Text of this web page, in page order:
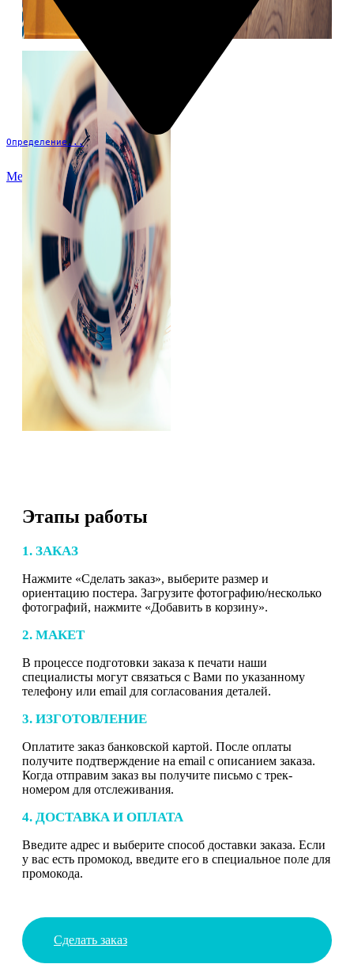
Определение...
Меню
Этапы работы
1. ЗАКАЗ
Нажмите «Сделать заказ», выберите размер и
ориентацию постера. Загрузите фотографию/несколько
фотографий, нажмите «Добавить в корзину».
2. МАКЕТ
В процессе подготовки заказа к печати наши
специалисты могут связаться с Вами по указанному
телефону или email для согласования деталей.
3. ИЗГОТОВЛЕНИЕ
Оплатите заказ банковской картой. После оплаты
получите подтверждение на email с описанием заказа.
Когда отправим заказ вы получите письмо с трек-
номером для отслеживания.
4. ДОСТАВКА И ОПЛАТА
Введите адрес и выберите способ доставки заказа. Если
у вас есть промокод, введите его в специальное поле для
промокода.
Сделать заказ